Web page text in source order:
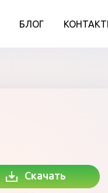
БЛОГ
Скачать